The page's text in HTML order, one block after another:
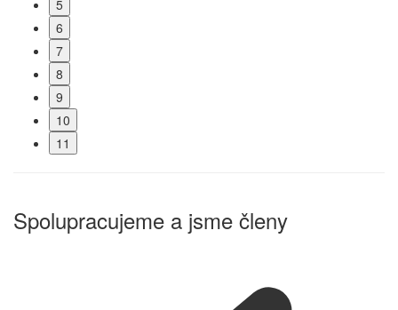
5
6
7
8
9
10
11
Spolupracujeme a jsme členy